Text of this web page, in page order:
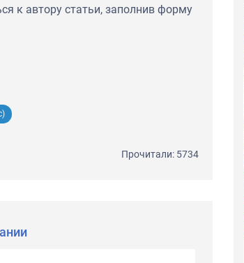
к автору статьи, заполнив форму
Прочитали: 5734